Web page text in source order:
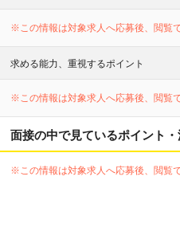
※この情報は対象求人へ応募後、閲覧
求める能力、重視するポイント
※この情報は対象求人へ応募後、閲覧
面接の中で見ているポイント
※この情報は対象求人へ応募後、閲覧